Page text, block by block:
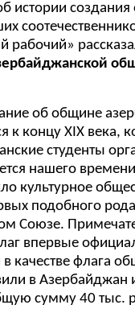
истории
рабочий»
об общине
к концу XIX века,
студенты
нашего
культурное
подобного
Союзе.
впервые
в качестве флага
в Азербайджан
сумму 40 тыс.